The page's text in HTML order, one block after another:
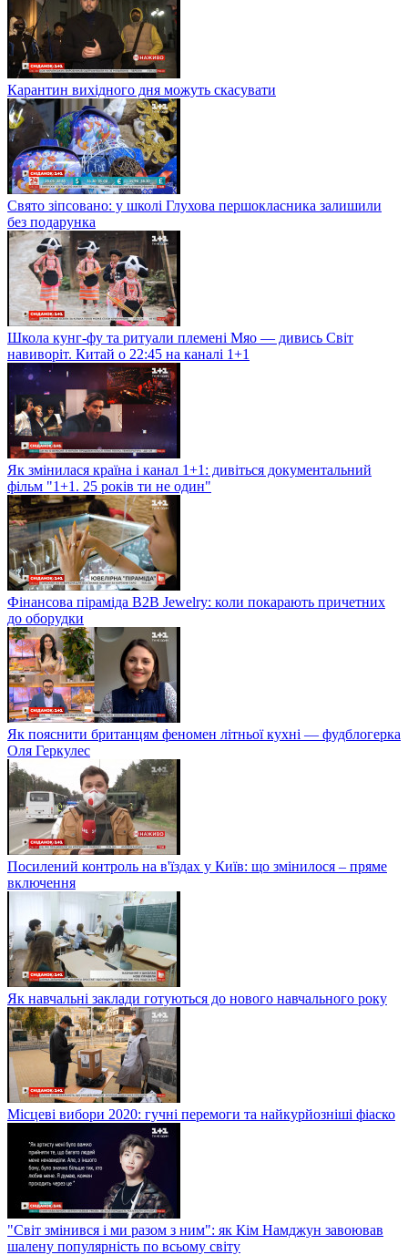
Карантин вихідного дня можуть скасувати
Свято зіпсовано: у школі Глухова першокласника залишили
без подарунка
Школа кунг-фу та ритуали племені Мяо — дивись Світ
навиворіт. Китай о 22:45 на каналі 1+1
Як змінилася країна і канал 1+1: дивіться документальний
фільм "1+1. 25 років ти не один"
Фінансова піраміда B2B Jewelry: коли покарають причетних
до оборудки
Як пояснити британцям феномен літньої кухні — фудблогерка
Оля Геркулес
Посилений контроль на в'їздах у Київ: що змінилося – пряме
включення
Як навчальні заклади готуються до нового навчального року
Місцеві вибори 2020: гучні перемоги та найкурйозніші фіаско
"Світ змінився і ми разом з ним": як Кім Намджун завоював
шалену популярність по всьому світу